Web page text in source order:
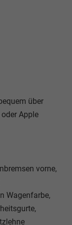
über
Apple
vorne,
Wagenfarbe,